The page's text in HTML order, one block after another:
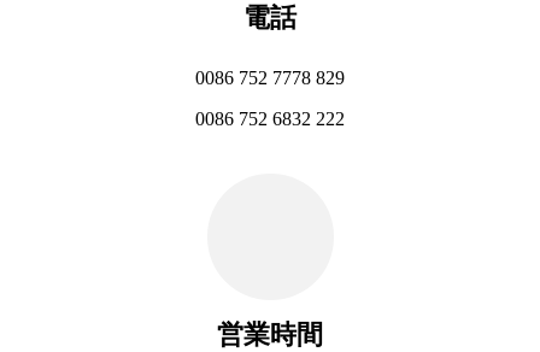
電話
0086 752 7778 829
0086 752 6832 222
営業時間